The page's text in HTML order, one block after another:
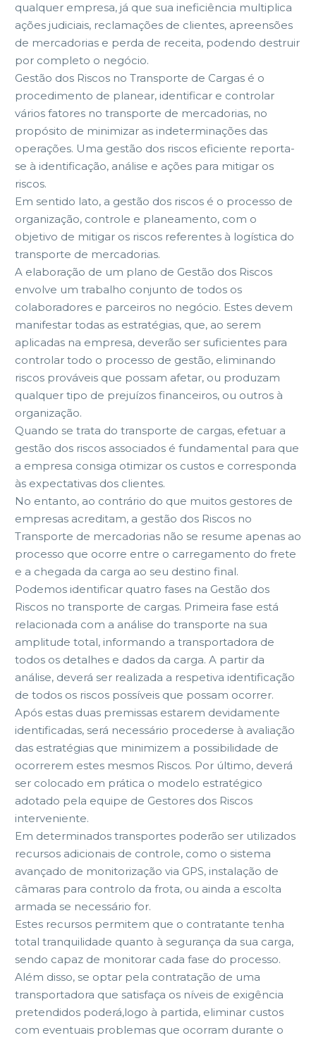
qualquer empresa, já que sua ineficiência multiplica
ações judiciais, reclamações de clientes, apreensões
de mercadorias e perda de receita, podendo destruir
por completo o negócio.
Gestão dos Riscos no Transporte de Cargas é o
procedimento de planear, identificar e controlar
vários fatores no transporte de mercadorias, no
propósito de minimizar as indeterminações das
operações. Uma gestão dos riscos eficiente reporta-
se à identificação, análise e ações para mitigar os
riscos.
Em sentido lato, a gestão dos riscos é o processo de
organização, controle e planeamento, com o
objetivo de mitigar os riscos referentes à logística do
transporte de mercadorias.
A elaboração de um plano de Gestão dos Riscos
envolve um trabalho conjunto de todos os
colaboradores e parceiros no negócio. Estes devem
manifestar todas as estratégias, que, ao serem
aplicadas na empresa, deverão ser suficientes para
controlar todo o processo de gestão, eliminando
riscos prováveis que possam afetar, ou produzam
qualquer tipo de prejuízos financeiros, ou outros à
organização.
Quando se trata do transporte de cargas, efetuar a
gestão dos riscos associados é fundamental para que
a empresa consiga otimizar os custos e corresponda
às expectativas dos clientes.
No entanto, ao contrário do que muitos gestores de
empresas acreditam, a gestão dos Riscos no
Transporte de mercadorias não se resume apenas ao
processo que ocorre entre o carregamento do frete
e a chegada da carga ao seu destino final.
Podemos identificar quatro fases na Gestão dos
Riscos no transporte de cargas. Primeira fase está
relacionada com a análise do transporte na sua
amplitude total, informando a transportadora de
todos os detalhes e dados da carga. A partir da
análise, deverá ser realizada a respetiva identificação
de todos os riscos possíveis que possam ocorrer.
Após estas duas premissas estarem devidamente
identificadas, será necessário procederse à avaliação
das estratégias que minimizem a possibilidade de
ocorrerem estes mesmos Riscos. Por último, deverá
ser colocado em prática o modelo estratégico
adotado pela equipe de Gestores dos Riscos
interveniente.
Em determinados transportes poderão ser utilizados
recursos adicionais de controle, como o sistema
avançado de monitorização via GPS, instalação de
câmaras para controlo da frota, ou ainda a escolta
armada se necessário for.
Estes recursos permitem que o contratante tenha
total tranquilidade quanto à segurança da sua carga,
sendo capaz de monitorar cada fase do processo.
Além disso, se optar pela contratação de uma
transportadora que satisfaça os níveis de exigência
pretendidos poderá,logo à partida, eliminar custos
com eventuais problemas que ocorram durante o